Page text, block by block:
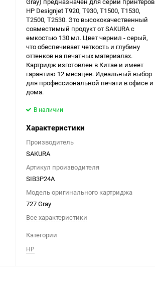
HP Designjet T920, T930, T1500, T1530,
T2500, T2530. Это высококачественный
совместимый продукт от SAKURA с
емкостью 130 мл. Цвет чернил - серый,
что обеспечивает четкость и глубину
оттенков на печатных материалах.
Картридж изготовлен в Китае и имеет
гарантию 12 месяцев. Идеальный выбор
для профессиональной печати в офисе и
дома.
В наличии
Характеристики
Производитель
SAKURA
Артикул производителя
SIB3P24A
Модель оригинального картриджа
727 Gray
Все характеристики
Категории
HP